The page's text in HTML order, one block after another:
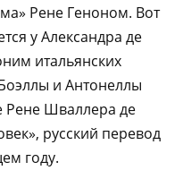
Рене Геноном. Вот
у Александра де
итальянских
и Антонеллы
Рене Шваллера де
русский перевод
году.